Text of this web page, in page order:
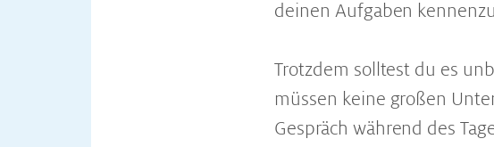
deinen Aufgaben
Trotzdem solltest du es
müssen keine großen
Gespräch während des